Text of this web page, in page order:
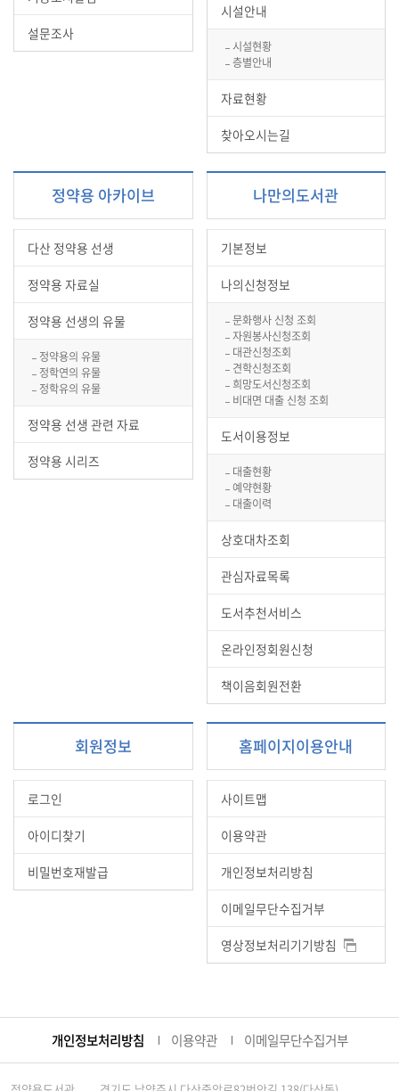
설문조사
시설안내
시설현황
층별안내
자료현황
찾아오시는길
정약용 아카이브
다산 정약용 선생
정약용 자료실
정약용 선생의 유물
정약용의 유물
정학연의 유물
정학유의 유물
정약용 선생 관련 자료
정약용 시리즈
나만의도서관
기본정보
나의신청정보
문화행사 신청 조회
자원봉사신청조회
대관신청조회
견학신청조회
희망도서신청조회
비대면 대출 신청 조회
도서이용정보
대출현황
예약현황
대출이력
상호대차조회
관심자료목록
도서추천서비스
온라인정회원신청
책이음회원전환
회원정보
로그인
아이디찾기
비밀번호재발급
홈페이지이용안내
사이트맵
이용약관
개인정보처리방침
이메일무단수집거부
영상정보처리기기방침
개인정보처리방침 이용약관 이메일무단수집거부